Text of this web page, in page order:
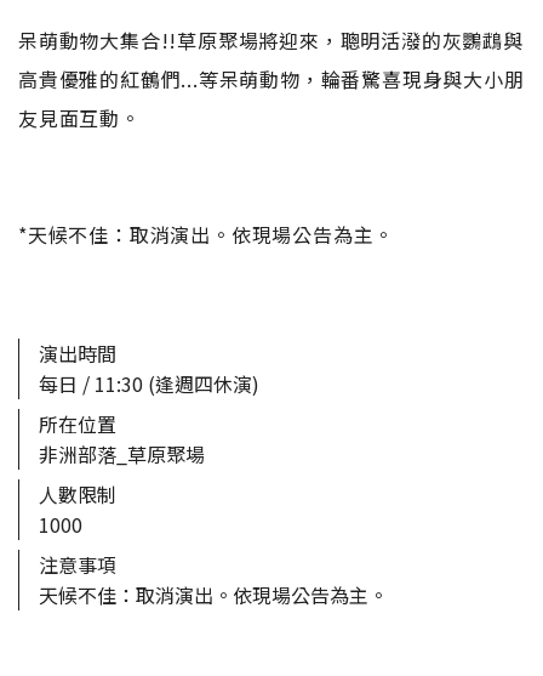
呆萌動物大集合!!草原聚場將迎來，聰明活潑的灰鸚鵡與
高貴優雅的紅鶴們...等呆萌動物，輪番驚喜現身與大小朋
友見面互動。
*天候不佳：取消演出。依現場公告為主。
演出時間
每日 / 11:30 (逢週四休演)
所在位置
非洲部落_草原聚場
人數限制
1000
注意事項
天候不佳：取消演出。依現場公告為主。